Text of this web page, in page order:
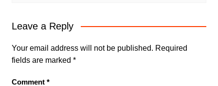
Leave a Reply
Your email address will not be published. Required
fields are marked *
Comment *